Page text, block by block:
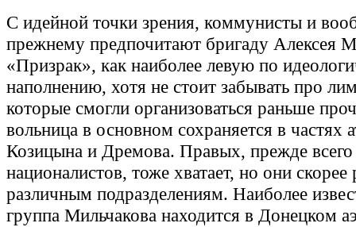
С идейной точки зрения, коммунисты и
прежнему предпочитают бригаду Алексея
«Призрак», как наиболее левую по
наполнению, хотя не стоит забывать про
которые смогли организоваться раньше
вольница в основном сохраняется в частях
Козицына и Дремова. Правых, прежде всего
националистов, тоже хватает, но они скорее
различным подразделениям. Наиболее
группа Мильчакова находится в Донецком